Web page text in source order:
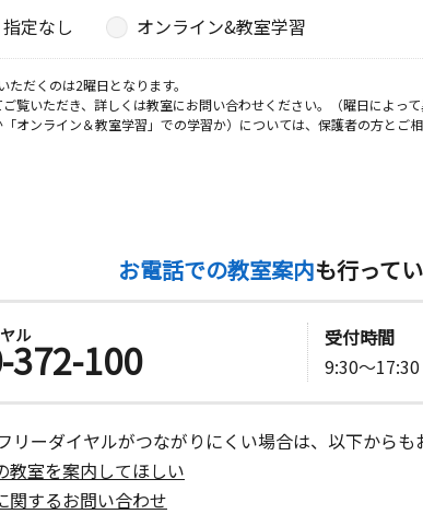
１２２ 西之森
金 土
日
指定なし オンライン&教室学習
だくのは2曜日となります。
覧いただき、詳しくは教室にお問い合わせください。（曜日によっ
オンライン＆教室学習」での学習か）については、保護者の方とご
お電話での教室案内も行って
ル
372-100
受付時間
9:30～17:30
リーダイヤルがつながりにくい場合は、以下からも
教室を案内してほしい
関するお問い合わせ